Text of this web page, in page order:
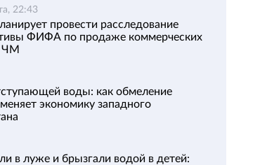
22:43
провести расследование
ФИФА по продаже коммерческих
ЧМ
воды: как обмеление
экономику западного
в луже и брызгали водой в детей: